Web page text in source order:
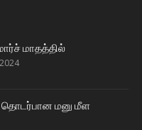
மாதத்தில்
தொடர்பான மனு மீள